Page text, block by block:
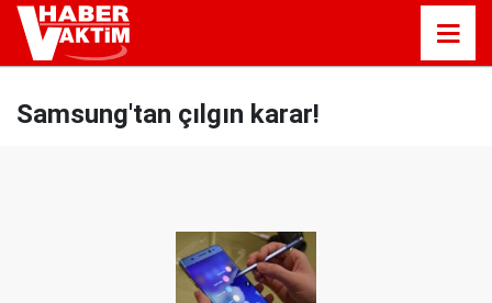
Samsung'tan çılgın karar!